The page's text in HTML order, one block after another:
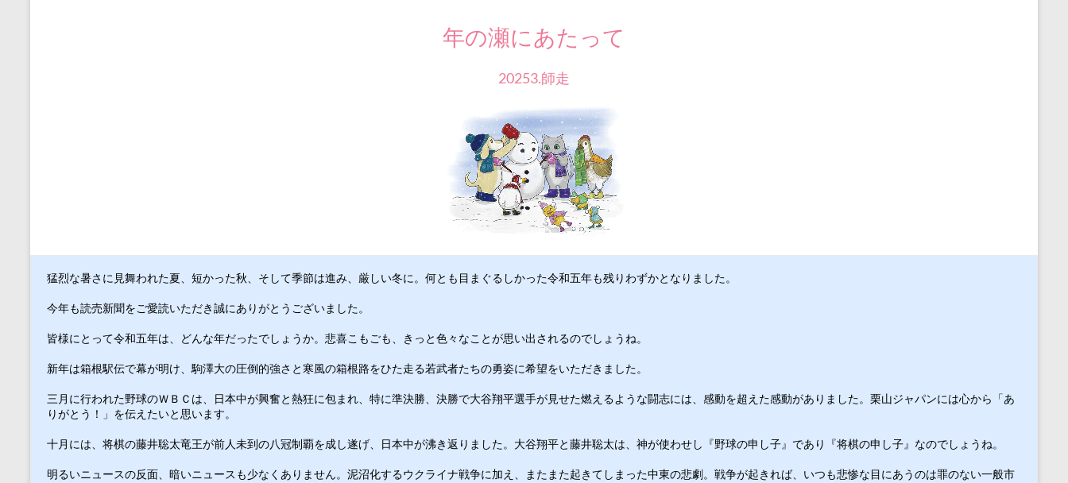
セ
ン
ー
で
す。
年の瀬にあたって
20253.師走
猛烈な暑さに見舞われた夏、短かった秋、そして季節は進み、厳しい冬に。何とも目まぐるしかった令和五年も残りわずかとなりました。
今年も読売新聞をご愛読いただき誠にありがとうございました。
皆様にとって令和五年は、どんな年だったでしょうか。悲喜こもごも、きっと色々なことが思い出されるのでしょうね。
新年は箱根駅伝で幕が明け、駒澤大の圧倒的強さと寒風の箱根路をひた走る若武者たちの勇姿に希望をいただきました。
三月に行われた野球のＷＢＣは、日本中が興奮と熱狂に包まれ、特に準決勝、決勝で大谷翔平選手が見せた燃えるような闘志には、感動を超えた感動がありました。栗山ジャパンには心から「あ
りがとう！」を伝えたいと思います。
十月には、将棋の藤井聡太竜王が前人未到の八冠制覇を成し遂げ、日本中が沸き返りました。大谷翔平と藤井聡太は、神が使わせし『野球の申し子』であり『将棋の申し子』なのでしょうね。
明るいニュースの反面、暗いニュースも少なくありません。泥沼化するウクライナ戦争に加え、またまた起きてしまった中東の悲劇。戦争が起きれば、いつも悲惨な目にあうのは罪のない一般市